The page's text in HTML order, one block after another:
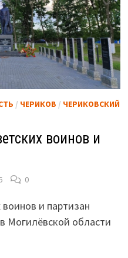
/ ЧЕРИКОВ / ЧЕРИКОВСКИЙ
воинов и
0
и партизан
Могилёвской области